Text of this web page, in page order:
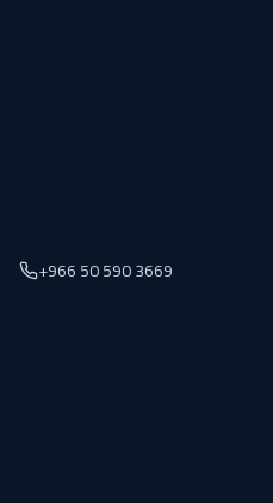
+966 50 590 3669